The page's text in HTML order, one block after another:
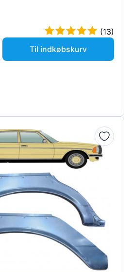
(13)
Til indkøbskurv